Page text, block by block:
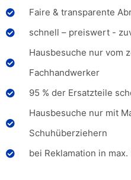
Faire & transparente
schnell – preiswert -
Hausbesuche nur vom
Fachhandwerker
95 % der Ersatzteile
Hausbesuche nur mit
Schuhüberziehern
bei Reklamation in